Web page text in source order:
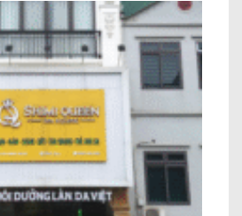
Kinh Doanh Chị Hiền
Minh Khai